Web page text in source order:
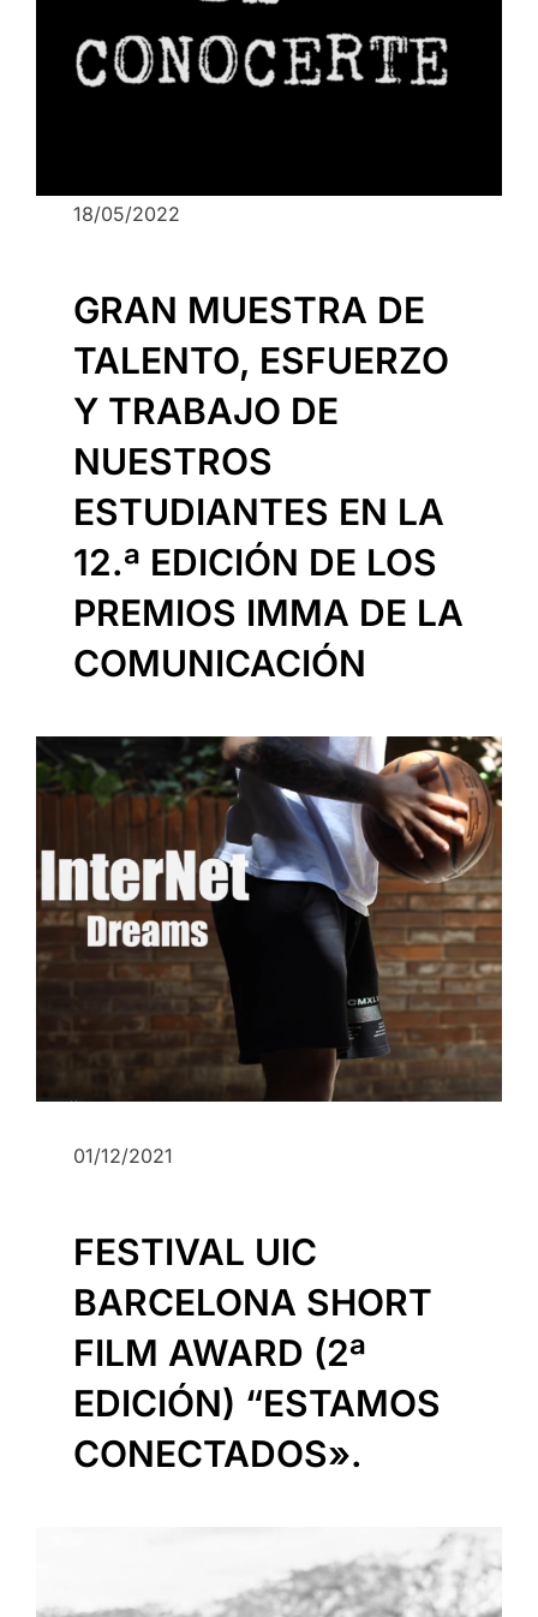
18/05/2022
GRAN MUESTRA DE
TALENTO, ESFUERZO
Y TRABAJO DE
NUESTROS
ESTUDIANTES EN LA
12.ª EDICIÓN DE LOS
PREMIOS IMMA DE LA
COMUNICACIÓN
01/12/2021
FESTIVAL UIC
BARCELONA SHORT
FILM AWARD (2ª
EDICIÓN) “ESTAMOS
CONECTADOS».